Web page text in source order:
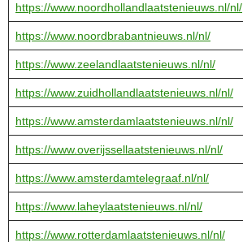
https://www.noordhollandlaatstenieuws.nl/nl/
https://www.noordbrabantnieuws.nl/nl/
https://www.zeelandlaatstenieuws.nl/nl/
https://www.zuidhollandlaatstenieuws.nl/nl/
https://www.amsterdamlaatstenieuws.nl/nl/
https://www.overijssellaatstenieuws.nl/nl/
https://www.amsterdamtelegraaf.nl/nl/
https://www.laheylaatstenieuws.nl/nl/
https://www.rotterdamlaatstenieuws.nl/nl/